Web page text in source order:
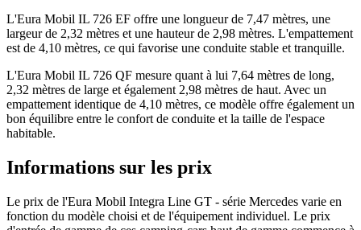
L'Eura Mobil IL 726 EF offre une longueur de 7,47 mètres, une
largeur de 2,32 mètres et une hauteur de 2,98 mètres. L'empattement
est de 4,10 mètres, ce qui favorise une conduite stable et tranquille.
L'Eura Mobil IL 726 QF mesure quant à lui 7,64 mètres de long,
2,32 mètres de large et également 2,98 mètres de haut. Avec un
empattement identique de 4,10 mètres, ce modèle offre également un
bon équilibre entre le confort de conduite et la taille de l'espace
habitable.
Informations sur les prix
Le prix de l'Eura Mobil Integra Line GT - série Mercedes varie en
fonction du modèle choisi et de l'équipement individuel. Le prix